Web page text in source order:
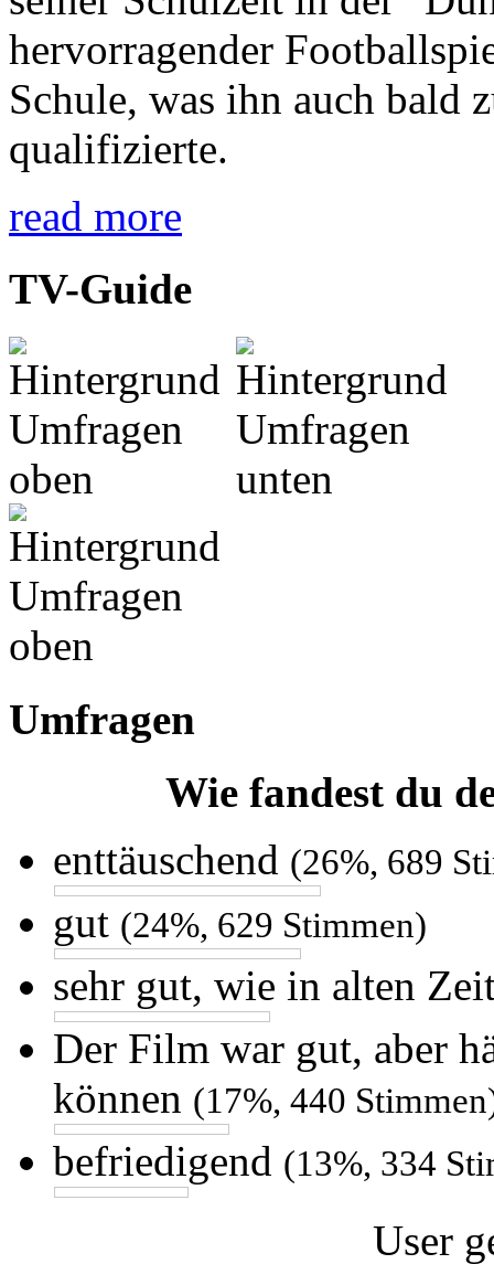
hervorragender
Schule, was ihn auch bald
qualifizierte.
read more
TV-Guide
Umfragen
Wie fandest du
enttäuschend (26%, 689
gut (24%, 629 Stimmen)
sehr gut, wie in alten
Der Film war gut, aber
können (17%, 440
befriedigend (13%, 334
User